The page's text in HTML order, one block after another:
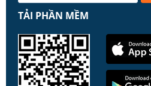
TẢI PHẦN MỀM